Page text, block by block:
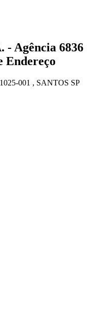
- Agência 6836
Endereço
001 , SANTOS SP